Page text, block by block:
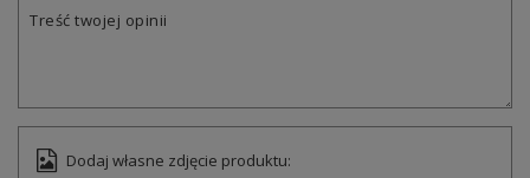
Treść twojej opinii
Dodaj własne zdjęcie produktu: